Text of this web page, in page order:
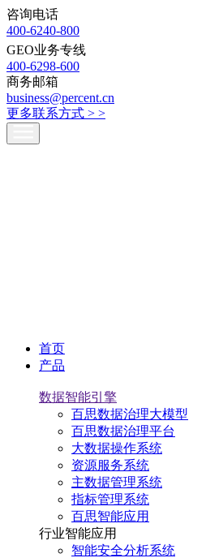
咨询电话
400-6240-800
GEO业务专线
400-6298-600
商务邮箱
business@percent.cn
更多联系方式 > >
首页
产品
数据智能引擎
百思数据治理大模型
百思数据治理平台
大数据操作系统
资源服务系统
主数据管理系统
指标管理系统
百思智能应用
行业智能应用
智能安全分析系统